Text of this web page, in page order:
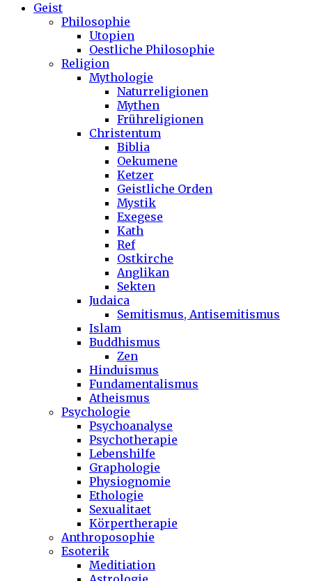
Geist
Philosophie
Utopien
Oestliche Philosophie
Religion
Mythologie
Naturreligionen
Mythen
Frühreligionen
Christentum
Biblia
Oekumene
Ketzer
Geistliche Orden
Mystik
Exegese
Kath
Ref
Ostkirche
Anglikan
Sekten
Judaica
Semitismus, Antisemitismus
Islam
Buddhismus
Zen
Hinduismus
Fundamentalismus
Atheismus
Psychologie
Psychoanalyse
Psychotherapie
Lebenshilfe
Graphologie
Physiognomie
Ethologie
Sexualitaet
Körpertherapie
Anthroposophie
Esoterik
Meditiation